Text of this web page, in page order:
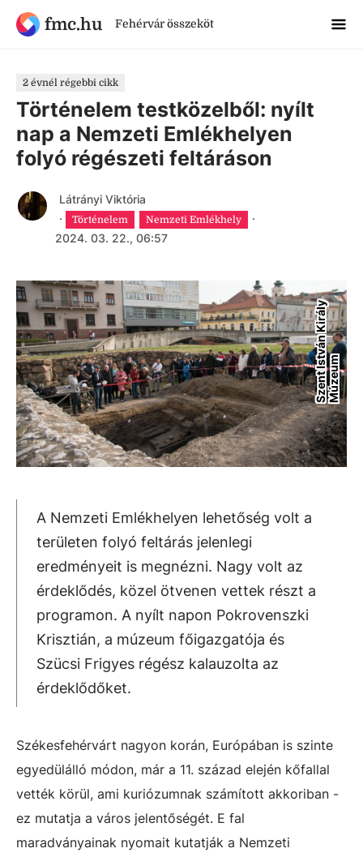
fmc.hu Fehérvár összeköt
2 évnél régebbi cikk
Történelem testközelből: nyílt
nap a Nemzeti Emlékhelyen
folyó régészeti feltáráson
Látrányi Viktória
·
Történelem Nemzeti Emlékhely
·
2024. 03. 22., 06:57
S
z
e
n
t
I
st
v
á
n
K
i
r
á
l
y
M
ú
z
e
um
A Nemzeti Emlékhelyen lehetőség volt a
területen folyó feltárás jelenlegi
eredményeit is megnézni. Nagy volt az
érdeklődés, közel ötvenen vettek részt a
programon. A nyílt napon Pokrovenszki
Krisztián, a múzeum főigazgatója és
Szücsi Frigyes régész kalauzolta az
érdeklődőket.
Székesfehérvárt nagyon korán, Európában is szinte
egyedülálló módon, már a 11. század elején kőfallal
vették körül, ami kuriózumnak számított akkoriban -
ez mutatja a város jelentőségét. E fal
maradványainak nyomait kutatják a Nemzeti